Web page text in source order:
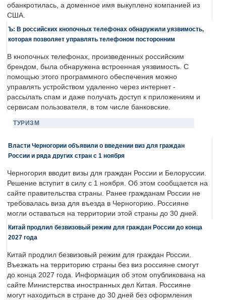
обанкротилась, а доменное имя выкуплено компанией из
США.
Ъ: В российских кнопочных телефонах обнаружили уязвимость,
которая позволяет управлять телефоном посторонним
В кнопочных телефонах, произведенных российским
брендом, была обнаружена встроенная уязвимость. С
помощью этого программного обеспечения можно
управлять устройством удаленно через интернет -
рассылать спам и даже получать доступ к приложениям и
сервисам пользователя, в том числе банковские.
ТУРИЗМ
Власти Черногории объявили о введении виз для граждан
России и ряда других стран с 1 ноября
Черногория вводит визы для граждан России и Белоруссии.
Решение вступит в силу с 1 ноября. Об этом сообщается на
сайте правительства страны. Ранее гражданам России не
требовалась виза для въезда в Черногорию. Россияне
могли оставаться на территории этой страны до 30 дней.
Китай продлил безвизовый режим для граждан России до конца
2027 года
Китай продлил безвизовый режим для граждан России.
Въезжать на территорию страны без виз россияне смогут
до конца 2027 года. Информация об этом опубликована на
сайте Министерства иностранных дел Китая. Россияне
могут находиться в стране до 30 дней без оформления